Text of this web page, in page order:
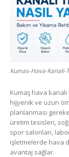
Kumas-Hava-
Kumaş hava
hijyenik ve uzun
planlanması
üretim tesisleri,
spor salonları,
işletmelerde hava
avantaj sağlar.